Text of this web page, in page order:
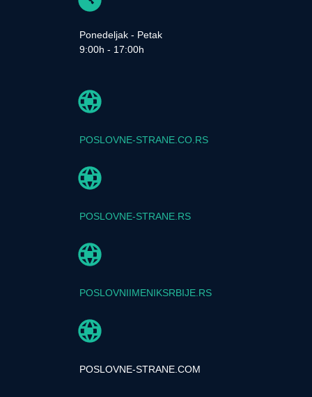
Ponedeljak - Petak
9:00h - 17:00h
POSLOVNE-STRANE.CO.RS
POSLOVNE-STRANE.RS
POSLOVNIIMENIKSRBIJE.RS
POSLOVNE-STRANE.COM